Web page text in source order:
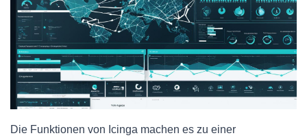
Die Funktionen von Icinga machen es zu einer